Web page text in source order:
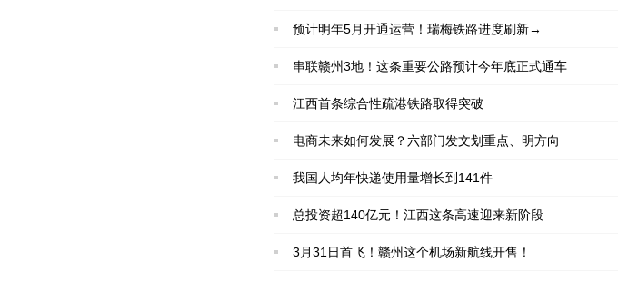
预计明年5月开通运营！瑞梅铁路进度刷新→
串联赣州3地！这条重要公路预计今年底正式通车
江西首条综合性疏港铁路取得突破
电商未来如何发展？六部门发文划重点、明方向
我国人均年快递使用量增长到141件
总投资超140亿元！江西这条高速迎来新阶段
3月31日首飞！赣州这个机场新航线开售！